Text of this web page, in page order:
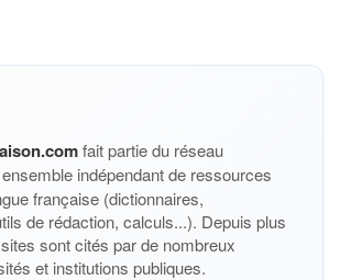
fait partie du réseau
indépendant de ressources
française (dictionnaires,
de rédaction, calculs...). Depuis plus
sont cités par de nombreux
et institutions publiques.